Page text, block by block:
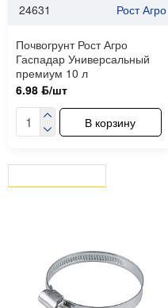
24631 Рост Агро
Почвогрунт Рост Агро
Гаспадар Универсальный
премиум 10 л
6.98 ƃ/шт
В корзину